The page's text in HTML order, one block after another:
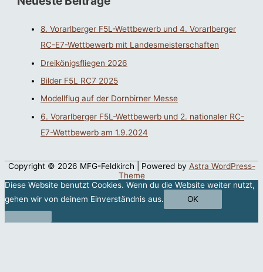
8. Vorarlberger F5L-Wettbewerb und 4. Vorarlberger
RC-E7-Wettbewerb mit Landesmeisterschaften
Dreikönigsfliegen 2026
Bilder F5L RC7 2025
Modellflug auf der Dornbirner Messe
6. Vorarlberger F5L-Wettbewerb und 2. nationaler RC-
E7-Wettbewerb am 1.9.2024
Copyright © 2026 MFG-Feldkirch | Powered by Astra WordPress-
Theme
Diese Website benutzt Cookies. Wenn du die Website weiter nutzt,
gehen wir von deinem Einverständnis aus.
OK